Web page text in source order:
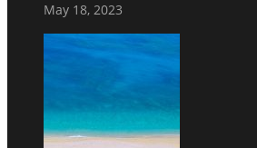
May 18, 2023